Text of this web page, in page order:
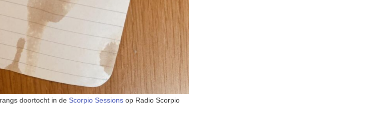
doortocht in de Scorpio Sessions op Radio Scorpio